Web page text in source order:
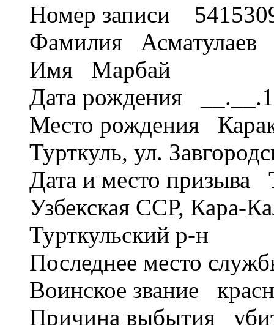
Номер записи
Фамилия Асматулаев
Имя Марбай
Дата рождения
Место рождения
Турткуль, ул.
Дата и место призыва
Узбекская ССР, Кара-
Турткульский р-н
Последнее место
Воинское звание
Причина выбытия